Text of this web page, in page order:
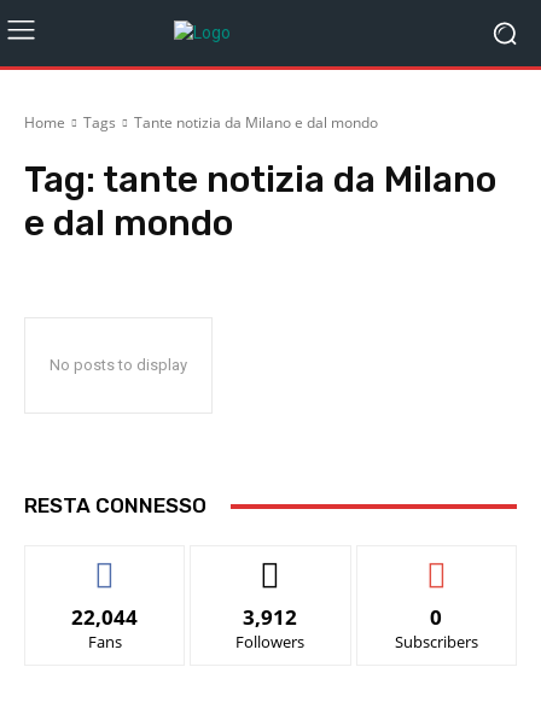
Home Tags Tante notizia da Milano e dal mondo
Tag: tante notizia da Milano
e dal mondo
No posts to display
RESTA CONNESSO
22,044
Fans
3,912
Followers
0
Subscribers